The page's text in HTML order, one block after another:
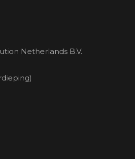
Netherlands B.V.